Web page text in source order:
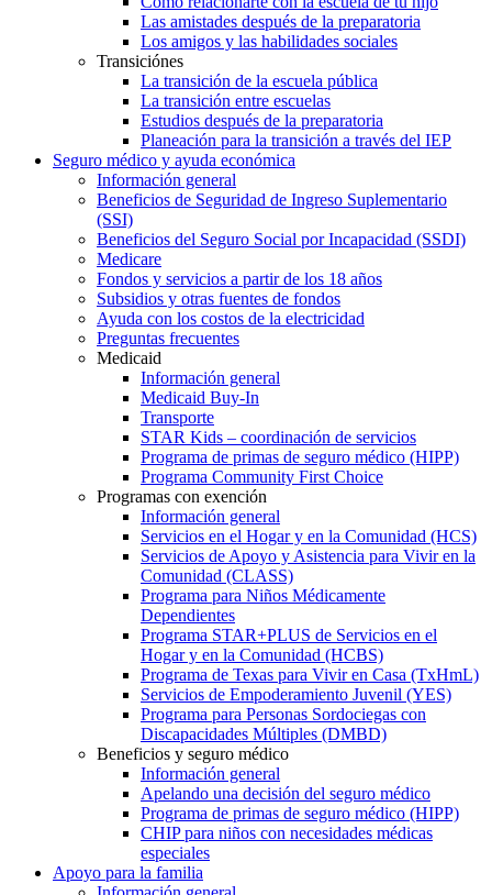
Las amistades después de la preparatoria
Los amigos y las habilidades sociales
Transiciónes
La transición de la escuela pública
La transición entre escuelas
Estudios después de la preparatoria
Planeación para la transición a través del IEP
Seguro médico y ayuda económica
Información general
Beneficios de Seguridad de Ingreso Suplementario
(SSI)
Beneficios del Seguro Social por Incapacidad (SSDI)
Medicare
Fondos y servicios a partir de los 18 años
Subsidios y otras fuentes de fondos
Ayuda con los costos de la electricidad
Preguntas frecuentes
Medicaid
Información general
Medicaid Buy-In
Transporte
STAR Kids – coordinación de servicios
Programa de primas de seguro médico (HIPP)
Programa Community First Choice
Programas con exención
Información general
Servicios en el Hogar y en la Comunidad (HCS)
Servicios de Apoyo y Asistencia para Vivir en la
Comunidad (CLASS)
Programa para Niños Médicamente
Dependientes
Programa STAR+PLUS de Servicios en el
Hogar y en la Comunidad (HCBS)
Programa de Texas para Vivir en Casa (TxHmL)
Servicios de Empoderamiento Juvenil (YES)
Programa para Personas Sordociegas con
Discapacidades Múltiples (DMBD)
Beneficios y seguro médico
Información general
Apelando una decisión del seguro médico
Programa de primas de seguro médico (HIPP)
CHIP para niños con necesidades médicas
especiales
Apoyo para la familia